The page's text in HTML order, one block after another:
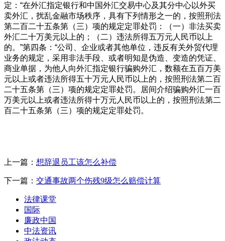
定：“在外汇指定银行和中国外汇交易中心及其分中心以外买
卖外汇，扰乱金融市场秩序，具有下列情形之一的，按照刑法
第二百二十五条第（三）项的规定定罪处罚：（一）非法买卖
外汇二十万美元以上的；（二）违法所得五万元人民币以上
的。”第四条：“公司、企业或者其他单位，违反有关外贸代理
业务的规定，采用非法手段、或者明知是伪造、变造的凭证、
商业单据，为他人向外汇指定银行骗购外汇，数额在五百万美
元以上或者违法所得五十万元人民币以上的，按照刑法第二百
二十五条第（三）项的规定定罪处罚。居间介绍骗购外汇一百
万美元以上或者违法所得十万元人民币以上的，按照刑法第二
百二十五条第（三）项的规定定罪处罚。
上一篇： 想辞退员工该怎么补偿
下一篇： 交通事故两个伤残9级怎么赔偿计算
法律课堂
国际
廉政中国
中法资讯